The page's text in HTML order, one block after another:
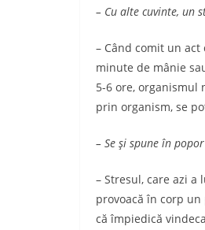
– Cu alte cuvinte, un
– Când comit un
minute de mânie
5-6 ore,
prin organism, se
– Se şi spune în
– Stresul, care azi
provoacă în corp
că împiedică